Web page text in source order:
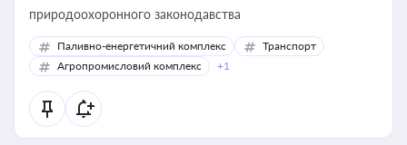
природоохоронного законодавства
Паливно-енергетичний комплекс
Транспорт
Агропромисловий комплекс
+1